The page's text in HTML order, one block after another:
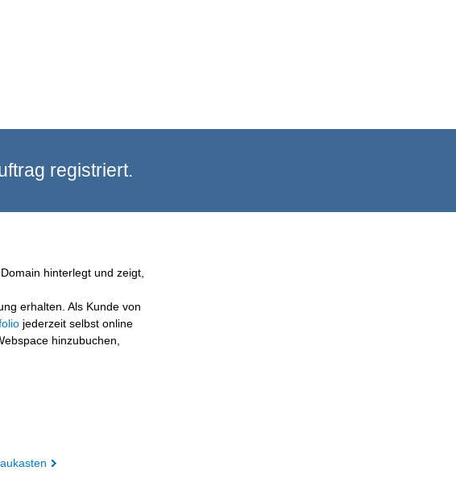
registriert.
hinterlegt und zeigt,
erhalten. Als Kunde von
jederzeit selbst online
hinzubuchen,